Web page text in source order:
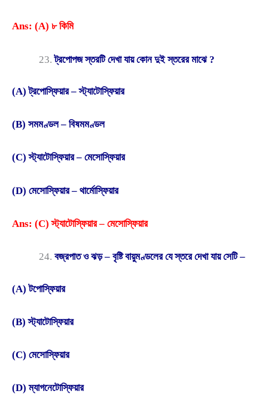
Ans: (A) ৮ কিমি
ট্রপোপজ স্তরটি দেখা যায় কোন দুই স্তরের মাঝে ?
(A) ট্রপোস্ফিয়ার – স্ট্যাটোস্ফিয়ার
(B) সমমণ্ডল – বিষমমণ্ডল
(C) স্ট্যাটোস্ফিয়ার – মেসোস্ফিয়ার
(D) মেসোস্ফিয়ার – থার্মোস্ফিয়ার
Ans: (C) স্ট্যাটোস্ফিয়ার – মেসোস্ফিয়ার
বজ্রপাত ও ঝড় – বৃষ্টি বায়ুমণ্ডলের যে স্তরে দেখা যায় সেটি –
(A) টপোস্ফিয়ার
(B) স্ট্যাটোস্ফিয়ার
(C) মেসোস্ফিয়ার
(D) ম্যাগনেটোস্ফিয়ার